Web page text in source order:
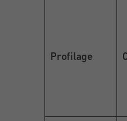
Profilage